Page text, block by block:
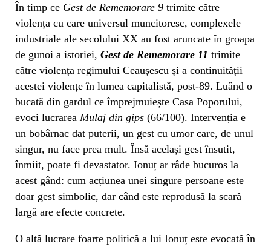
În timp ce Gest de Rememorare 9 trimite către
violența cu care universul muncitoresc, complexele
industriale ale secolului XX au fost aruncate în groapa
de gunoi a istoriei, Gest de Rememorare 11 trimite
către violența regimului Ceaușescu și a continuității
acestei violențe în lumea capitalistă, post-89. Luând o
bucată din gardul ce împrejmuiește Casa Poporului,
evoci lucrarea Mulaj din gips (66/100). Intervenția e
un bobârnac dat puterii, un gest cu umor care, de unul
singur, nu face prea mult. Însă același gest însutit,
înmiit, poate fi devastator. Ionuț ar râde bucuros la
acest gând: cum acțiunea unei singure persoane este
doar gest simbolic, dar când este reprodusă la scară
largă are efecte concrete.
O altă lucrare foarte politică a lui Ionuț este evocată în